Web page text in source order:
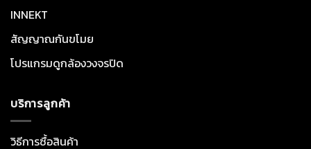
INNEKT
สัญญาณกันขโมย
โปรแกรมดูกล้องวงจรปิด
บริการลูกค้า
วิธีการซื้อสินค้า